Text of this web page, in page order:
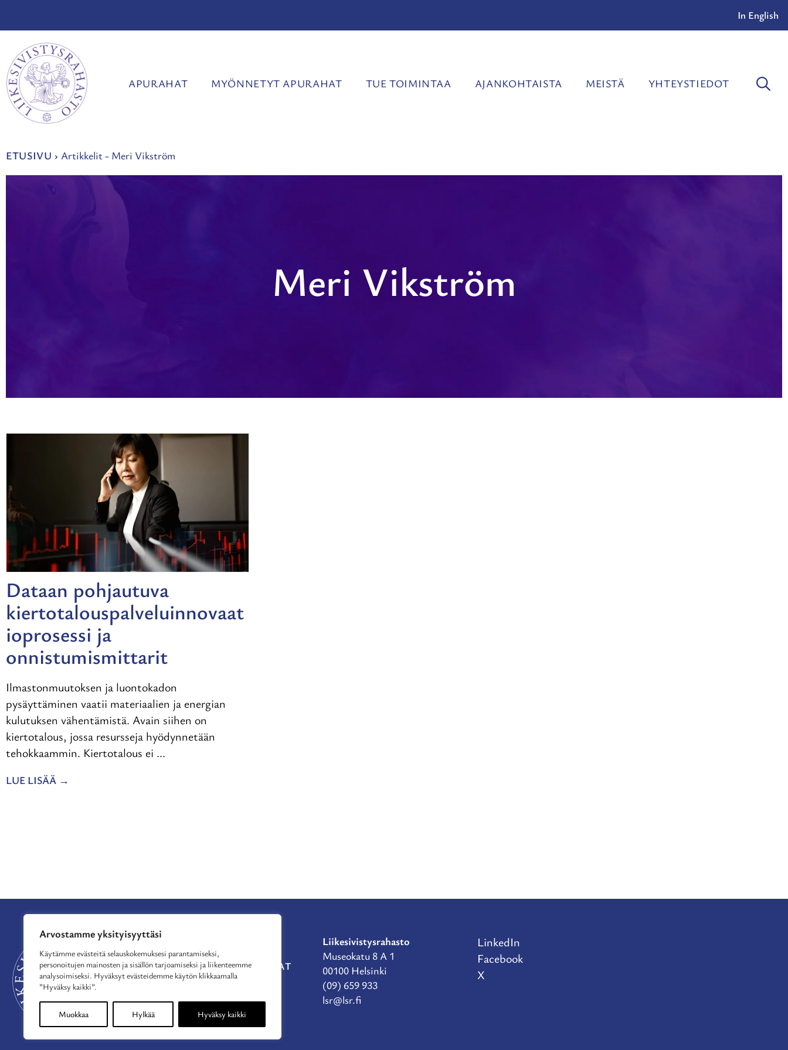
Arvostamme yksityisyyttäsi
Käytämme evästeitä selauskokemuksesi parantamiseksi,
personoitujen mainosten ja sisällön tarjoamiseksi ja liikenteemme
analysoimiseksi. Hyväksyt evästeidemme käytön klikkaamalla
”Hyväksy kaikki”.
Muokkaa Hylkää Hyväksy kaikki
In English
APURAHAT MYÖNNETYT APURAHAT TUE TOIMINTAA AJANKOHTAISTA MEISTÄ YHTEYSTIEDOT
ETUSIVU › Artikkelit - Meri Vikström
Meri Vikström
Dataan pohjautuva
kiertotalouspalveluinnovaat
ioprosessi ja
onnistumismittarit
Ilmastonmuutoksen ja luontokadon
pysäyttäminen vaatii materiaalien ja energian
kulutuksen vähentämistä. Avain siihen on
kiertotalous, jossa resursseja hyödynnetään
tehokkaammin. Kiertotalous ei ...
LUE LISÄÄ
TUE TOIMINTAA
MYÖNNETYT APURAHAT
AJANKOHTAISTA
YHTEYSTIEDOT
TIETOSUOJASELOSTE
Liikesivistysrahasto
Museokatu 8 A 1
00100 Helsinki
(09) 659 933
lsr@lsr.fi
LinkedIn
Facebook
X